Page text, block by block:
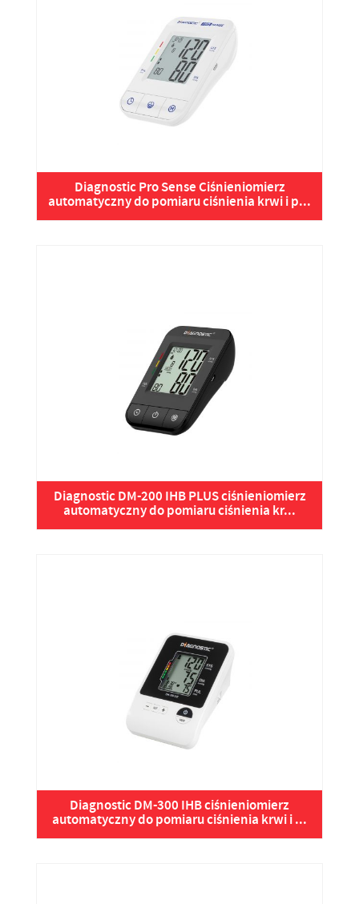
Diagnostic Pro Sense Ciśnieniomierz
automatyczny do pomiaru ciśnienia krwi i p...
Diagnostic DM-200 IHB PLUS ciśnieniomierz
automatyczny do pomiaru ciśnienia kr...
Diagnostic DM-300 IHB ciśnieniomierz
automatyczny do pomiaru ciśnienia krwi i ...